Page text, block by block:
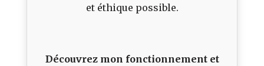
et éthique possible.
Découvrez mon fonctionnement et